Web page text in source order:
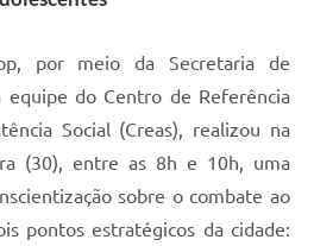
por meio da Secretaria de
equipe do Centro de Referência
Social (Creas), realizou na
(30), entre as 8h e 10h, uma
sobre o combate ao
pontos estratégicos da cidade: